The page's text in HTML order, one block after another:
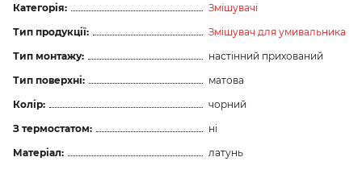
Категорія:
Змішувачі
Тип продукції:
Змішувач для умивальника
Тип монтажу:
настінний прихований
Тип поверхні:
матова
Колір:
чорний
З термостатом:
ні
Матеріал:
латунь